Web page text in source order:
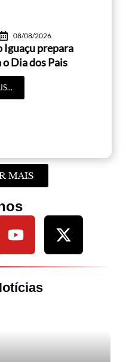
08/08/2026
Iguaçu prepara
Dia dos Pais
MAIS